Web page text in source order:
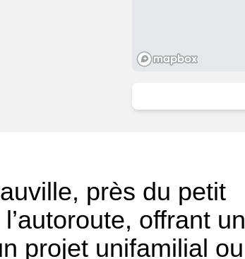
près du petit
offrant un
projet unifamilial ou